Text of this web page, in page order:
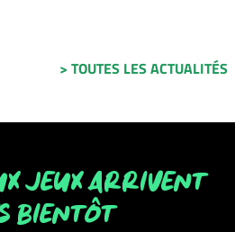
> TOUTES LES ACTUALITÉS
JEUX ARRIVENT
BIENTÔT